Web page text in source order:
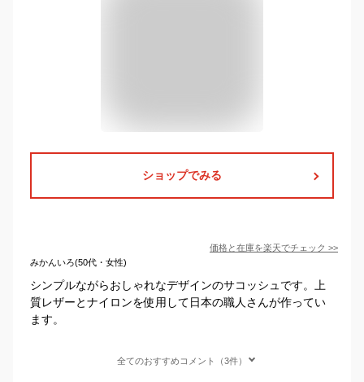
ショップでみる
価格と在庫を楽天でチェック >>
みかんいろ(50代・女性)
シンプルながらおしゃれなデザインのサコッシュです。上
質レザーとナイロンを使用して日本の職人さんが作ってい
ます。
全てのおすすめコメント（3件）